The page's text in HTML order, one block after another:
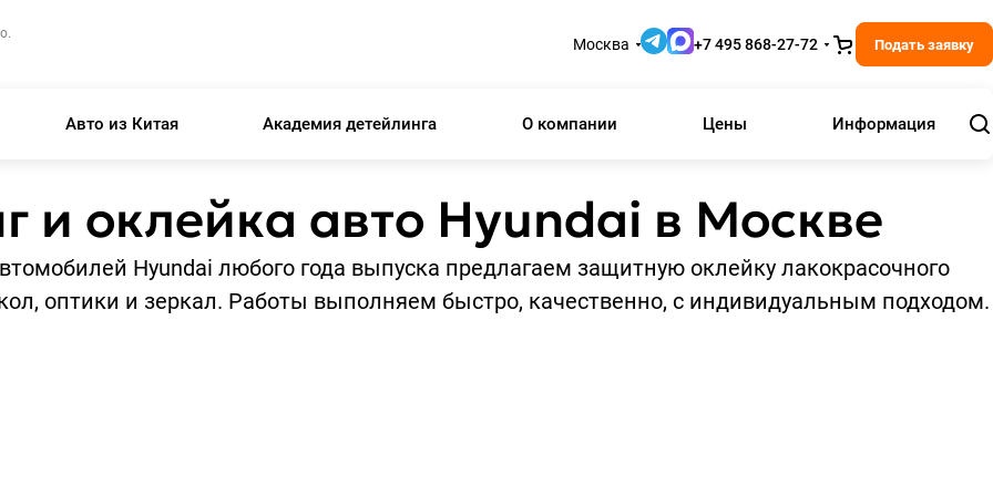
Москва +7 495 868-27-72 Подать заявку
Авто из Китая Академия детейлинга О компании Цены Информация
и оклейка авто Hyundai в Москве
Hyundai любого года выпуска предлагаем защитную оклейку лакокрасочного
оптики и зеркал. Работы выполняем быстро, качественно, с индивидуальным подходом.